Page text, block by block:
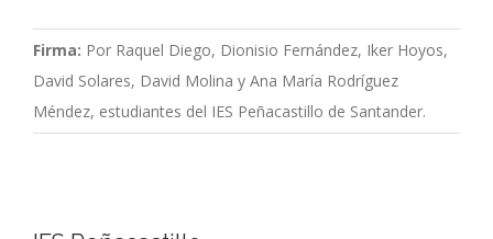
Firma: Por Raquel Diego, Dionisio Fernández, Iker Hoyos,
David Solares, David Molina y Ana María Rodríguez
Méndez, estudiantes del IES Peñacastillo de Santander.